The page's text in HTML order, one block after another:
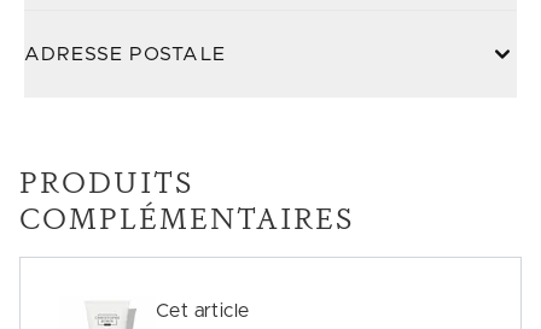
ADRESSE POSTALE
PRODUITS
COMPLÉMENTAIRES
Cet article